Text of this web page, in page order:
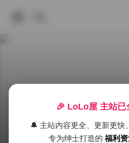
2026年6月27日 上午9:33 秀人
🎉 LoLo屋 主站已
🔔 主站内容更全、更新更快
专为绅士打造的福利